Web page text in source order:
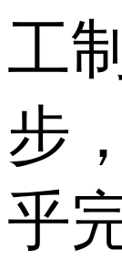
工
步
乎